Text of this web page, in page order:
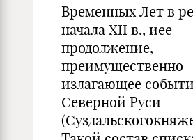
Временных Лет в
начала XII в., иее
продолжение,
преимущественно
излагающее
Северной Руси